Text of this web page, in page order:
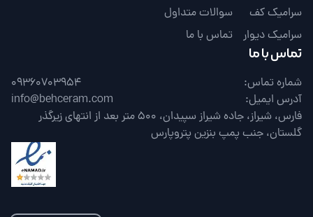
سرامیک کف
سرامیک دیوار
سوالات متداول
تماس با ما
تماس با ما
شماره تماس:
09360703954
آدرس ایمیل:
info@behceram.com
فارس، شیراز، جاده شیراز سپیدان، 500 متر بعد از انتهای زیرگذر
گلستان، جنب پمپ بنزین پتروپارس